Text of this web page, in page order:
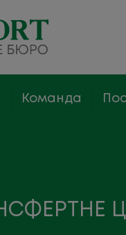
Команда